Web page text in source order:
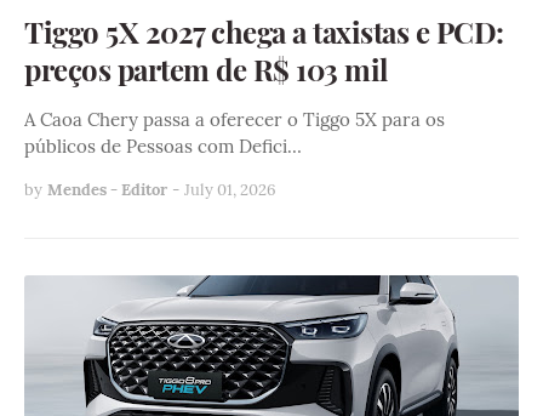
Tiggo 5X 2027 chega a taxistas e PCD:
preços partem de R$ 103 mil
A Caoa Chery passa a oferecer o Tiggo 5X para os
públicos de Pessoas com Defici…
by Mendes - Editor - July 01, 2026